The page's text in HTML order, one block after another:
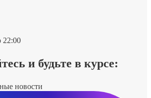
22:00
и будьте в курсе:
новости